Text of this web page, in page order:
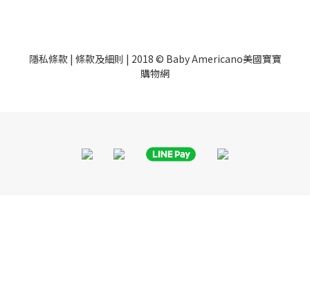
隱私條款| 條款及細則 | 2018 © Baby Americano美國寶寶
購物網